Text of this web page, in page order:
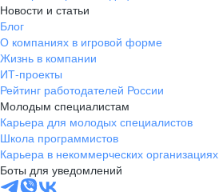
Новосибирск
ул. Большевистская, д. 35,
помещение 21
+7 383 207-94-64
pr@nsk.hh.ru
Минск
пр-т Дзержинского, д. 57,
Новости и статьи
Блог
О компаниях в игровой форме
Жизнь в компании
ИТ-проекты
Рейтинг работодателей России
Молодым специалистам
Карьера для молодых специалистов
Школа программистов
Карьера в некоммерческих организациях
Боты для уведомлений